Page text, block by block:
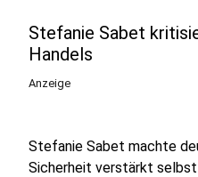
Stefanie Sabet
Handels
Anzeige
Stefanie Sabet machte
Sicherheit verstärkt selbst